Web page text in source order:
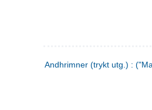
Andhrimner (trykt utg.) :